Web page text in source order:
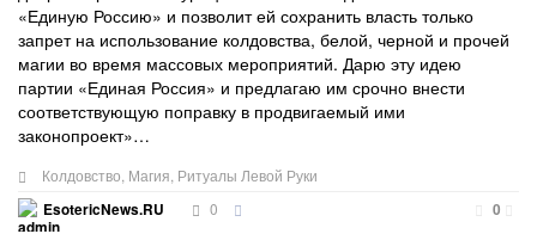
«Единую Россию» и позволит ей сохранить власть только
запрет на использование колдовства, белой, черной и прочей
магии во время массовых мероприятий. Дарю эту идею
партии «Единая Россия» и предлагаю им срочно внести
соответствующую поправку в продвигаемый ими
законопроект»…
Колдовство Магия Ритуалы Левой Руки
EsotericNews.RU
0 0